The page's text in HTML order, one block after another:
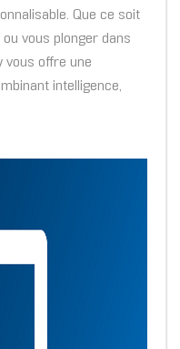
Que ce soit
vous plonger dans
vous offre une
intelligence,